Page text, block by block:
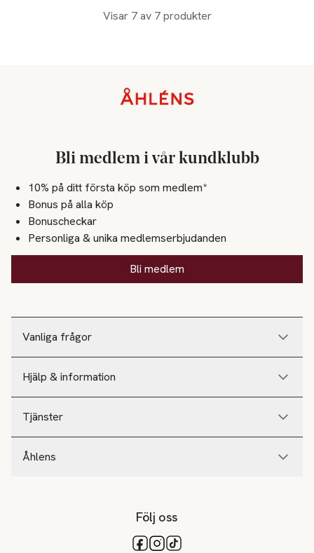
Visar 7 av 7 produkter
Vanliga frågor
Hjälp & information
Tjänster
Åhlens
Bli medlem i vår kundklubb
10% på ditt första köp som medlem*
Bonus på alla köp
Bonuscheckar
Personliga & unika medlemserbjudanden
Bli medlem
Följ oss